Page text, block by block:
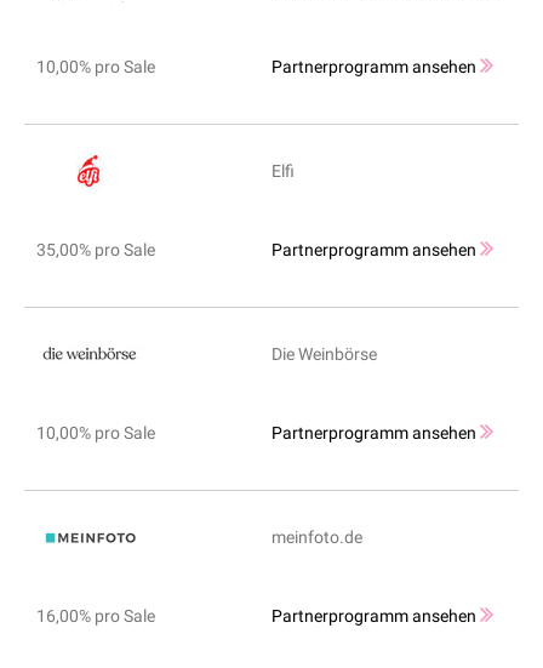
10,00% pro Sale Partnerprogramm ansehen
Elfi
35,00% pro Sale Partnerprogramm ansehen
Die Weinbörse
10,00% pro Sale Partnerprogramm ansehen
meinfoto.de
16,00% pro Sale Partnerprogramm ansehen